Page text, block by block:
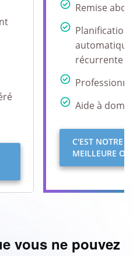
Remise
Planification
automatique
récurrente
Aide à
C'EST NOTRE
MEILLEURE
vous ne pouvez